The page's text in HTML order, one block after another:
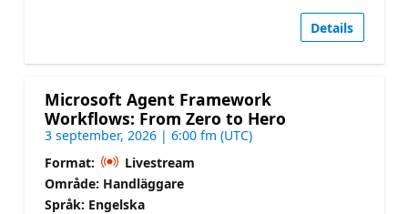
Details
Microsoft Agent Framework
Workflows: From Zero to Hero
3 september, 2026 | 6:00 fm (UTC)
Format:
Livestream
Område: Handläggare
Språk: Engelska